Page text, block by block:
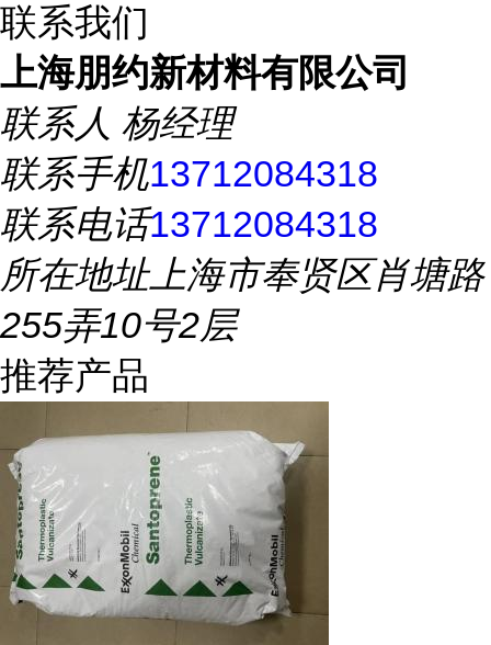
联系我们
上海朋约新材料有限公司
联系人 杨经理
联系手机13712084318
联系电话13712084318
所在地址上海市奉贤区肖塘路
255弄10号2层
推荐产品